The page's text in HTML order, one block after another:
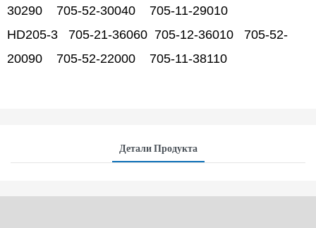
30290 705-52-30040 705-11-29010
HD205-3 705-21-36060 705-12-36010 705-52-
20090 705-52-22000 705-11-38110
Детали Продукта